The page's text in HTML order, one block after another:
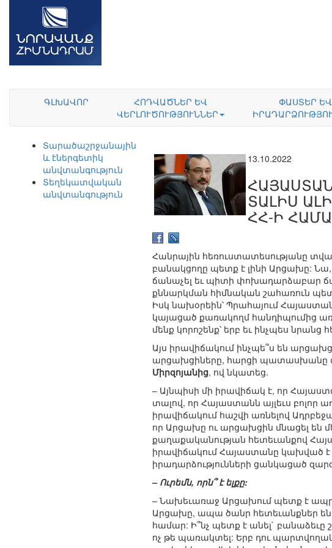
ԳԼԽԱՎՈՐ
ՀՈԴՎԱԾՆԵՐ ԵՎ
ՎԵՐԼՈՒԾՈՒԹՅՈՒՆՆԵՐ
ՓԱՍՏԵՐ ԵՎ
Տարածաշրջանային
և էներգետիկ
անվտանգություն
Տեղեկատվական
անվտանգություն
13.10.2022
ՏԱԼԻՍ
ՀՀ-Ի
Հանրային հեռուստատեսությանը
բանակցողը պետք է լինի Արցախը:
ճանաչել եւ պիտի փոխադարձաբար
քննարկման հիմնական շահառուն
Իսկ նախօրեին՝ Պրահայում
կայացած քառակողմ հանդիպումից
մենք կորոշենք՝ երբ եւ ինչպես նրանց
Այս իրավիճակում ինչպե՞ս են
արցախցիները, հարցի պատասխանը
Միրզոյանից, ով նկատեց.
– Այնպիսի մի իրավիճակ է, որ
տալով, որ Հայաստանն այլեւս բոլոր
իրավիճակում հաշվի առնելով
որ Արցախը ու արցախցին մնացել են
քաղաքականության հետեւանքով
իրավիճակում Հայաստանը կախված է
իրադարձությունների ցանկացած
– Ուրեմն, որն՞ է ելքը:
– Նախեւառաջ Արցախում պետք է
Արցախը, ապա ծանր հետեւանքներ են
համար: Ի՞նչ պետք է անել` բանաձեւը
ոչ թե պառակտել: Երբ դու